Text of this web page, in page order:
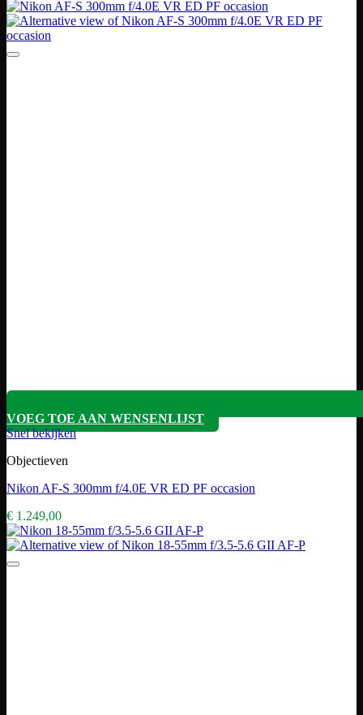
VOEG TOE AAN WENSENLIJST
Snel bekijken
Objectieven
Nikon AF-S 300mm f/4.0E VR ED PF occasion
€ 1.249,00